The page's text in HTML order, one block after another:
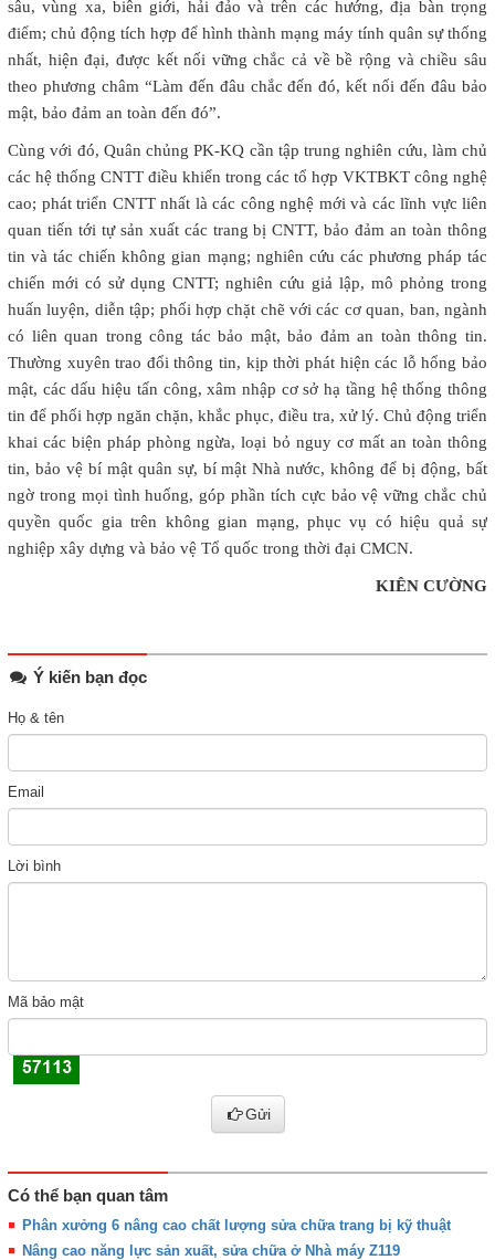
sâu, vùng xa, biên giới, hải đảo và trên các hướng, địa bàn trọng
điểm; chủ động tích hợp để hình thành mạng máy tính quân sự thống
nhất, hiện đại, được kết nối vững chắc cả về bề rộng và chiều sâu
theo phương châm “Làm đến đâu chắc đến đó, kết nối đến đâu bảo
mật, bảo đảm an toàn đến đó”.
Cùng với đó, Quân chủng PK-KQ cần tập trung nghiên cứu, làm chủ
các hệ thống CNTT điều khiển trong các tổ hợp VKTBKT công nghệ
cao; phát triển CNTT nhất là các công nghệ mới và các lĩnh vực liên
quan tiến tới tự sản xuất các trang bị CNTT, bảo đảm an toàn thông
tin và tác chiến không gian mạng; nghiên cứu các phương pháp tác
chiến mới có sử dụng CNTT; nghiên cứu giả lập, mô phỏng trong
huấn luyện, diễn tập; phối hợp chặt chẽ với các cơ quan, ban, ngành
có liên quan trong công tác bảo mật, bảo đảm an toàn thông tin.
Thường xuyên trao đổi thông tin, kịp thời phát hiện các lỗ hổng bảo
mật, các dấu hiệu tấn công, xâm nhập cơ sở hạ tầng hệ thống thông
tin để phối hợp ngăn chặn, khắc phục, điều tra, xử lý. Chủ động triển
khai các biện pháp phòng ngừa, loại bỏ nguy cơ mất an toàn thông
tin, bảo vệ bí mật quân sự, bí mật Nhà nước, không để bị động, bất
ngờ trong mọi tình huống, góp phần tích cực bảo vệ vững chắc chủ
quyền quốc gia trên không gian mạng, phục vụ có hiệu quả sự
nghiệp xây dựng và bảo vệ Tổ quốc trong thời đại CMCN.
KIÊN CƯỜNG
Ý kiến bạn đọc
Họ & tên
Email
Lời bình
Mã bảo mật
Gửi
Có thể bạn quan tâm
Phân xưởng 6 nâng cao chất lượng sửa chữa trang bị kỹ thuật
Nâng cao năng lực sản xuất, sửa chữa ở Nhà máy Z119